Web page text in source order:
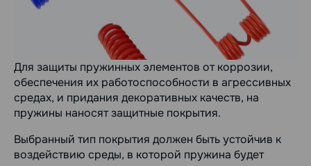
Для защиты пружинных элементов от коррозии,
обеспечения их работоспособности в агрессивных
средах, и придания декоративных качеств, на
пружины наносят защитные покрытия.
Выбранный тип покрытия должен быть устойчив к
воздействию среды, в которой пружина будет